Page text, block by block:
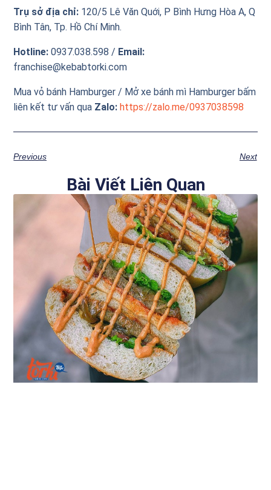
Trụ sở địa chỉ: 120/5 Lê Văn Quới, P Bình Hưng Hòa A, Q
Bình Tân, Tp. Hồ Chí Minh.
Hotline: 0937.038.598 / Email:
franchise@kebabtorki.com
Mua vỏ bánh Hamburger / Mở xe bánh mì Hamburger bấm
liên kết tư vấn qua Zalo:https://zalo.me/0937038598
Previous Next
Bài Viết Liên Quan